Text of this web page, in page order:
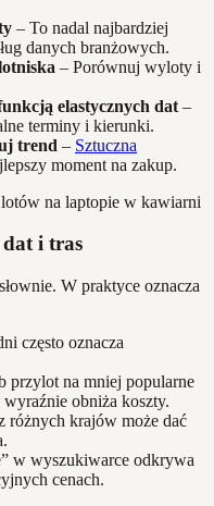
– To nadal najbardziej
danych branżowych.
– Porównuj wyloty i
elastycznych dat –
terminy i kierunki.
trend – Sztuczna
moment na zakup.
dat i tras
W praktyce oznacza
często oznacza
przylot na mniej popularne
obniża koszty.
różnych krajów może dać
w wyszukiwarce odkrywa
cenach.